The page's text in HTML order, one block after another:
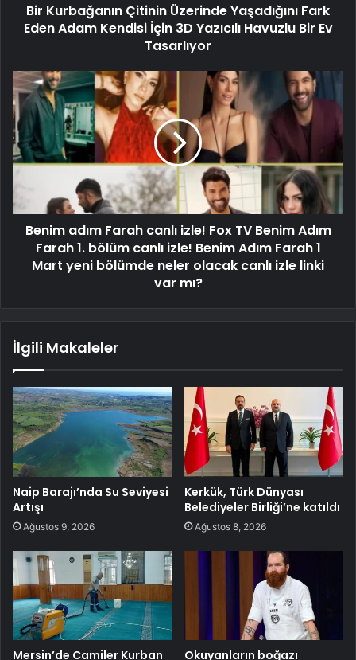
Bir Kurbağanın Çitinin Üzerinde Yaşadığını Fark
Eden Adam Kendisi İçin 3D Yazıcılı Havuzlu Bir Ev
Tasarlıyor
Benim adım Farah canlı izle! Fox TV Benim Adım
Farah 1. bölüm canlı izle! Benim Adım Farah 1
Mart yeni bölümde neler olacak canlı izle linki
var mı?
İlgili Makaleler
Naip Barajı’nda Su Seviyesi
Artışı
Ağustos 9, 2026
Kerkük, Türk Dünyası
Belediyeler Birliği’ne katıldı
Ağustos 8, 2026
Mersin’de Camiler Kurban Okuyanların boğazı